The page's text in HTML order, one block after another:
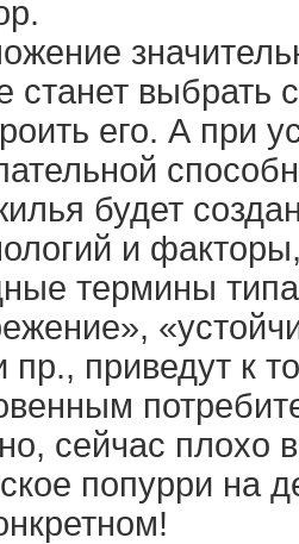
станет выбрать
его. А при
будет
и
термины типа
пр., приведут к
сейчас плохо
попурри на